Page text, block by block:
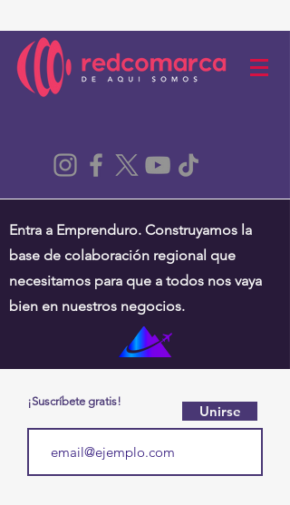
Entra a Emprenduro. Construyamos la
base de colaboración regional que
necesitamos para que a todos nos vaya
bien en nuestros negocios.
¡Suscríbete gratis!
Unirse